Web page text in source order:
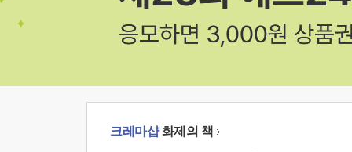
크레마샵화제의 책